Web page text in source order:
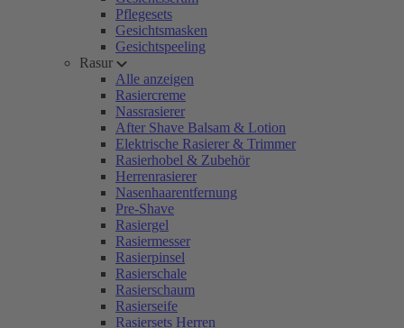
Pflegesets
Gesichtsmasken
Gesichtspeeling
Rasur
Alle anzeigen
Rasiercreme
Nassrasierer
After Shave Balsam & Lotion
Elektrische Rasierer & Trimmer
Rasierhobel & Zubehör
Herrenrasierer
Nasenhaarentfernung
Pre-Shave
Rasiergel
Rasiermesser
Rasierpinsel
Rasierschale
Rasierschaum
Rasierseife
Rasiersets Herren